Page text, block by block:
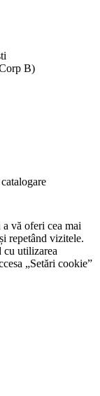
B)
vă oferi cea mai
repetând vizitele.
cu utilizarea
„Setări cookie”